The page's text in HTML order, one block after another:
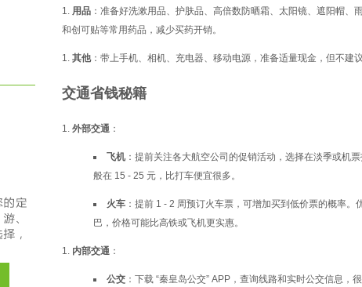
用品 ：准备好洗漱用品、护肤品、高倍数防晒霜、太阳镜、遮阳帽
和创可贴等常用药品，减少买药开销。
其他：带上手机、相机、充电器、移动电源，准备适量现金，但不建
交通省钱秘籍
外部交通 ：
飞机：提前关注各大航空公司的促销活动，选择在淡季或机
般在 15 - 25 元，比打车便宜很多。
火车 ：提前 1 - 2 周预订火车票，可增加买到低价票的概率
巴，价格可能比高铁或飞机更实惠。
内部交通 ：
公交 ：下载 “秦皇岛公交” APP，查询线路和实时公交信息，